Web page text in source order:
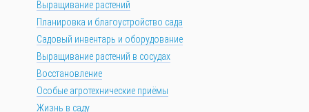
Выращивание растений
Планировка и благоустройство сада
Садовый инвентарь и оборудование
Выращивание растений в сосудах
Восстановление
Особые агротехнические приёмы
Жизнь в саду